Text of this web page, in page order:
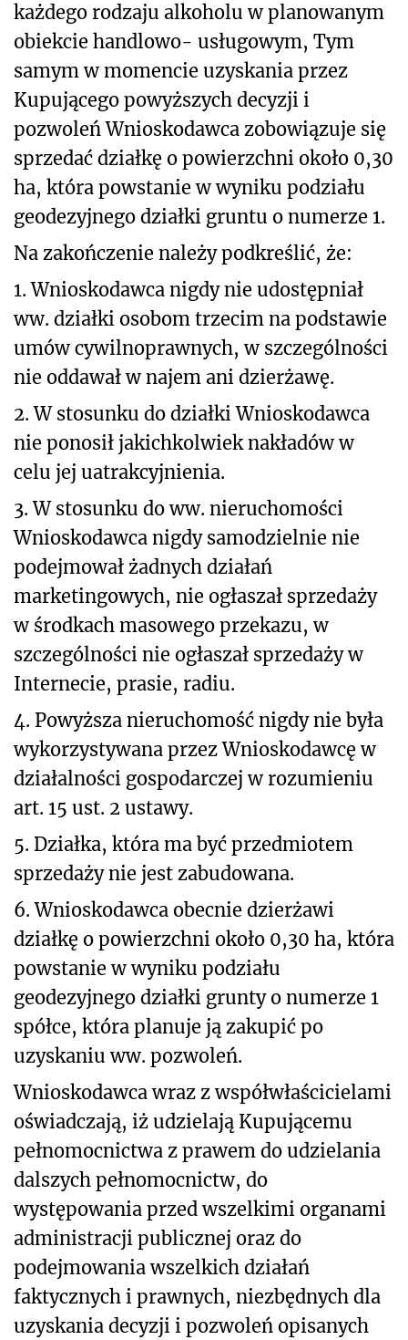
każdego rodzaju alkoholu w planowanym
obiekcie handlowo- usługowym, Tym
samym w momencie uzyskania przez
Kupującego powyższych decyzji i
pozwoleń Wnioskodawca zobowiązuje się
sprzedać działkę o powierzchni około 0,30
ha, która powstanie w wyniku podziału
geodezyjnego działki gruntu o numerze 1.
Na zakończenie należy podkreślić, że:
1. Wnioskodawca nigdy nie udostępniał
ww. działki osobom trzecim na podstawie
umów cywilnoprawnych, w szczególności
nie oddawał w najem ani dzierżawę.
2. W stosunku do działki Wnioskodawca
nie ponosił jakichkolwiek nakładów w
celu jej uatrakcyjnienia.
3. W stosunku do ww. nieruchomości
Wnioskodawca nigdy samodzielnie nie
podejmował żadnych działań
marketingowych, nie ogłaszał sprzedaży
w środkach masowego przekazu, w
szczególności nie ogłaszał sprzedaży w
Internecie, prasie, radiu.
4. Powyższa nieruchomość nigdy nie była
wykorzystywana przez Wnioskodawcę w
działalności gospodarczej w rozumieniu
art. 15 ust. 2 ustawy.
5. Działka, która ma być przedmiotem
sprzedaży nie jest zabudowana.
6. Wnioskodawca obecnie dzierżawi
działkę o powierzchni około 0,30 ha, która
powstanie w wyniku podziału
geodezyjnego działki grunty o numerze 1
spółce, która planuje ją zakupić po
uzyskaniu ww. pozwoleń.
Wnioskodawca wraz z współwłaścicielami
oświadczają, iż udzielają Kupującemu
pełnomocnictwa z prawem do udzielania
dalszych pełnomocnictw, do
występowania przed wszelkimi organami
administracji publicznej oraz do
podejmowania wszelkich działań
faktycznych i prawnych, niezbędnych dla
uzyskania decyzji i pozwoleń opisanych